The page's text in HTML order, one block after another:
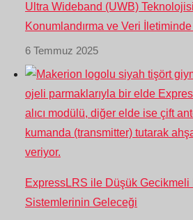
Ultra Wideband (UWB)
Konumlandırma ve Veri
6 Temmuz 2025
ExpressLRS ile Düşük
Sistemlerinin Geleceği